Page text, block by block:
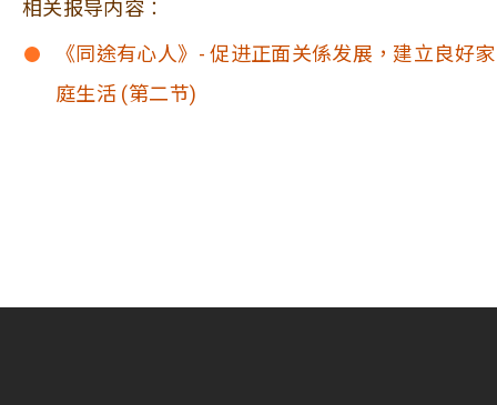
相关报导内容︰
《同途有心人》- 促进正面关係发展，建立良好家
庭生活 (第二节)